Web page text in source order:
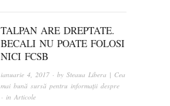
TALPAN ARE DREPTATE.
BECALI NU POATE FOLOSI
NICI FCSB
ianuarie 4, 2017 · bySteaua Libera | Cea
mai bună sursă pentru informații despre
· in Articole